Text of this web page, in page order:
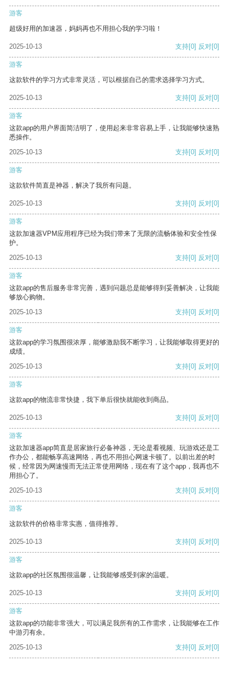
游客
超级好用的加速器，妈妈再也不用担心我的学习啦！
2025-10-13 支持[0] 反对[0]
游客
这款软件的学习方式非常灵活，可以根据自己的需求选择学习方式。
2025-10-13 支持[0] 反对[0]
游客
这款app的用户界面简洁明了，使用起来非常容易上手，让我能够快速熟
悉操作。
2025-10-13
支持[0] 反对[0]
游客
这款软件简直是神器，解决了我所有问题。
2025-10-13 支持[0] 反对[0]
游客
这款加速器VPM应用程序已经为我们带来了无限的流畅体验和安全性保
护。
2025-10-13
支持[0] 反对[0]
游客
这款app的售后服务非常完善，遇到问题总是能够得到妥善解决，让我能
够放心购物。
2025-10-13
支持[0] 反对[0]
游客
这款app的学习氛围很浓厚，能够激励我不断学习，让我能够取得更好的
成绩。
2025-10-13
支持[0] 反对[0]
游客
这款app的物流非常快捷，我下单后很快就能收到商品。
2025-10-13 支持[0] 反对[0]
游客
这款加速器app简直是居家旅行必备神器，无论是看视频、玩游戏还是工
作办公，都能畅享高速网络，再也不用担心网速卡顿了。以前出差的时
候，经常因为网速慢而无法正常使用网络，现在有了这个app，我再也不
用担心了。
2025-10-13
支持[0] 反对[0]
游客
这款软件的价格非常实惠，值得推荐。
2025-10-13 支持[0] 反对[0]
游客
这款app的社区氛围很温馨，让我能够感受到家的温暖。
2025-10-13 支持[0] 反对[0]
游客
这款app的功能非常强大，可以满足我所有的工作需求，让我能够在工作
中游刃有余。
2025-10-13
支持[0] 反对[0]